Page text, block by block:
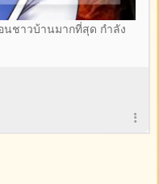
นชาวบ้านมากที่สุด กำลัง